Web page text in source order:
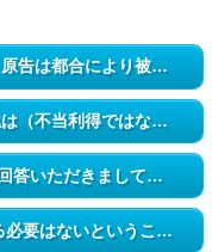
2/8 13:39 記 頭書事件について、原告は都合により被告*****株式会社...
2/8 13:42 いいのではないかな？ 私は（不当利得ではないですが）、 「...
2/8 14:54 お忙しいところ，早速ご回答いただきまして， 大変ありがとう...
2/8 15:05 >取下げの範囲を明記する必要はないということでしょうか...